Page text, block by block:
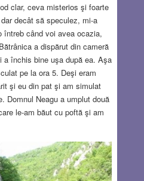
clar, ceva misterios şi foarte
decât să speculez, mi-a
întreb când voi avea ocazia,
a dispărut din cameră
închis bine uşa după ea. Aşa
pe la ora 5. Deşi eram
şi eu din pat şi am simulat
Domnul Neagu a umplut două
le-am băut cu poftă şi am